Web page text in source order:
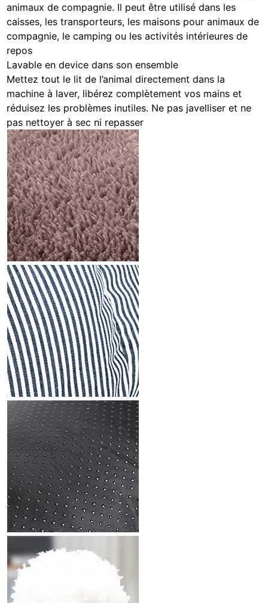
animaux de compagnie. Il peut être utilisé dans les
caisses, les transporteurs, les maisons pour animaux de
compagnie, le camping ou les activités intérieures de
repos
Lavable en device dans son ensemble
Mettez tout le lit de l’animal directement dans la
machine à laver, libérez complètement vos mains et
réduisez les problèmes inutiles. Ne pas javelliser et ne
pas nettoyer à sec ni repasser